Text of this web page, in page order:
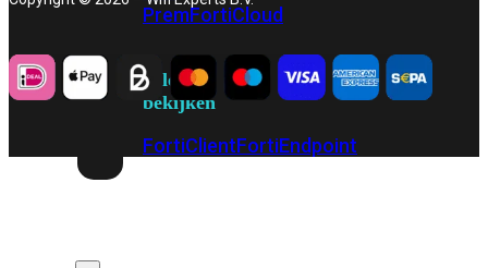
PremFortiCloud
Alles
bekijken
FortiClientFortiEndpoint